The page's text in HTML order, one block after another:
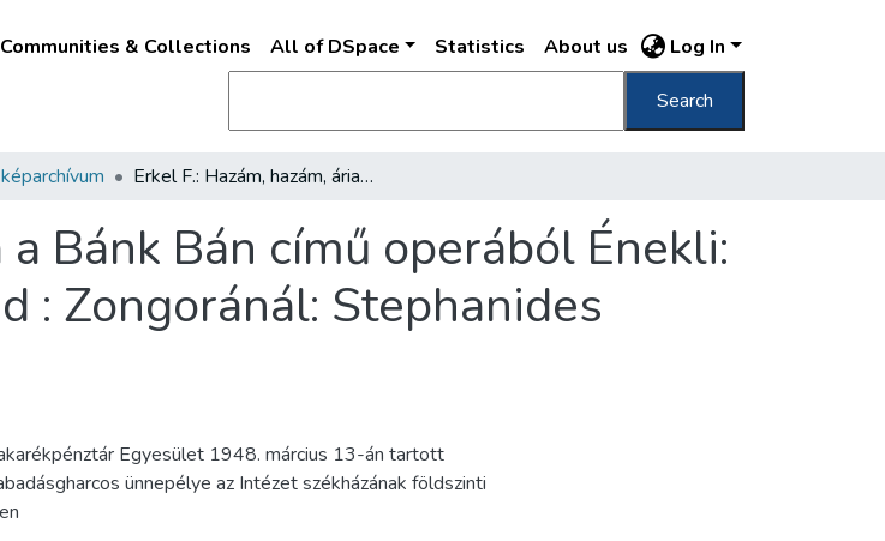
Communities & Collections All of DSpace Statistics About us Log In
Search
Erkel F.: Hazám, hazám, ária a Bánk Bán című operából Énekli: Vincellér János hivatalsegéd : Zongoránál: Stephanides Károly
a Bánk Bán című operából Énekli:
: Zongoránál: Stephanides
Egyesület 1948. március 13-án tartott
ünnepélye az Intézet székházának földszinti